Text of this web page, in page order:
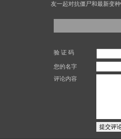
友一起对抗僵尸和最新变
验 证 码
您的名字
评论内容